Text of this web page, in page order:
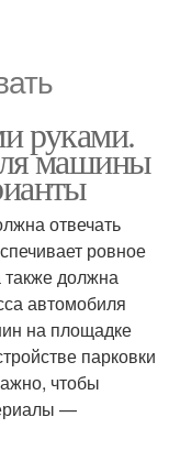
руками.
машины
отвечать
ровное
также должна
автомобиля
на площадке
парковки
чтобы
—